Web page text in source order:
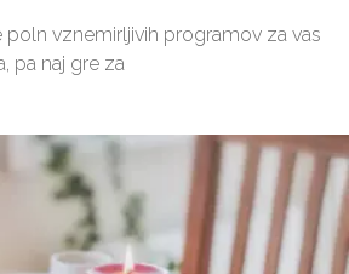
poln vznemirljivih programov za vas
pa naj gre za